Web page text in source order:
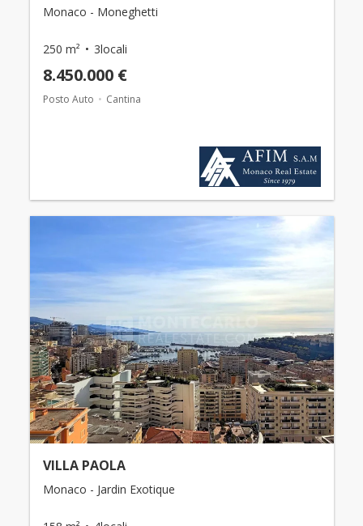
Monaco - Moneghetti
250 m² 3locali
8.450.000 €
Posto Auto Cantina
VILLA PAOLA
Monaco - Jardin Exotique